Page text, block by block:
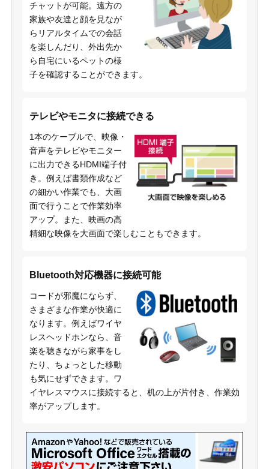
チャットが可能。遠方の
家族や友達と顔を見なが
らリアルタイムでの会話
を楽しんだり、外出先か
ら自宅にいるペットの様
子を確認することができます。
テレビやモニタに接続できる
1本のケーブルで、映像・
音声をテレビやモニター
に出力できるHDMI端子付
き。例えば書類作成など
の細かい作業でも、大画
面で行うことで作業効率
アップ。また、映画の高
精細な映像を大画面で楽しむこともできます。
Bluetooth対応機器に接続可能
コードが邪魔にならず、
さまざまな作業が快適に
なります。例えばワイヤ
レスヘッドホンなら、音
楽を聴きながら家事をし
たり、ちょっとした移動
も気にせずできます。ワ
イヤレスマウスに接続すると、机の上が片付き、作業効
率がアップします。